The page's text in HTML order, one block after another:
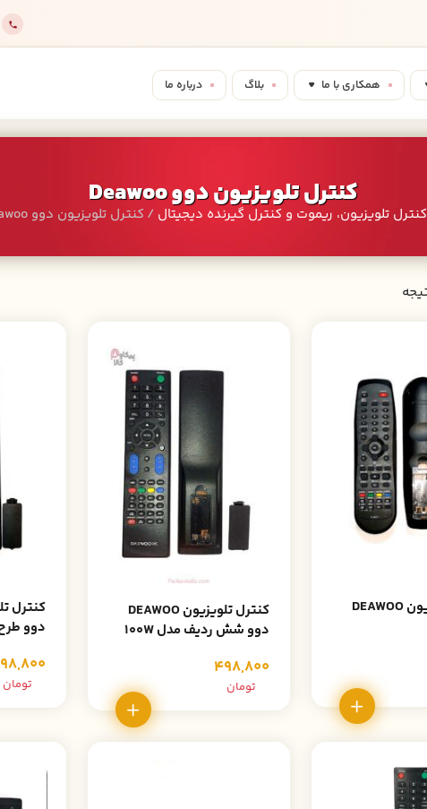
همکاری با ما بلاگ درباره ما
کنترل تلویزیون دوو Deawoo
کنترل تلویزیون، ریموت و کنترل گیرنده دیجیتال / کنترل تلویزیون دوو Deawoo
کنترل تلویزیون DEAWOO
کنترل تلویزیون DEAWOO
دوو شش ردیف مدل 100W
498,800
تومان
دوو
تومان